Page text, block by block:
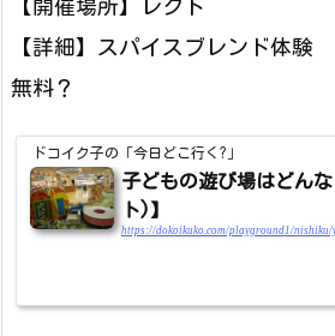
【開催場所】レクト
【詳細】スパイスブレンド体験
無料？
ドコイク子の「今日どこ行く?」
子どもの遊び場はどんな
ト)】
https://dokoikuko.com/playground1/nishiku/